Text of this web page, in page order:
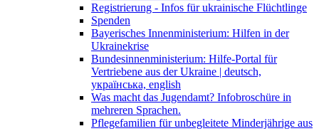
Registrierung - Infos für ukrainische Flüchtlinge
Spenden
Bayerisches Innenministerium: Hilfen in der
Ukrainekrise
Bundesinnenministerium: Hilfe-Portal für
Vertriebene aus der Ukraine | deutsch,
українська, english
Was macht das Jugendamt? Infobroschüre in
mehreren Sprachen.
Pflegefamilien für unbegleitete Minderjährige aus